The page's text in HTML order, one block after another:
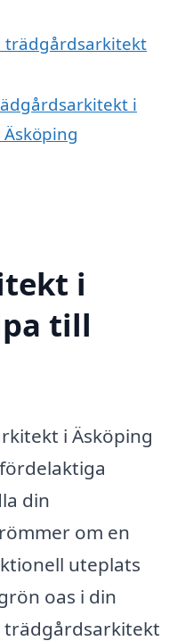
trädgårdsarkitekt
i
i
till
i Äsköping
din
om en
uteplats
oas i din
trädgårdsarkitekt